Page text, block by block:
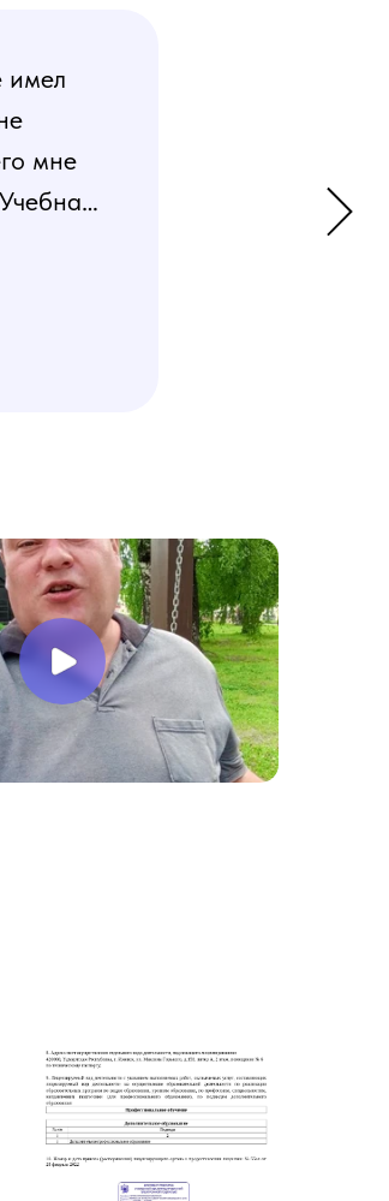
имел
мне